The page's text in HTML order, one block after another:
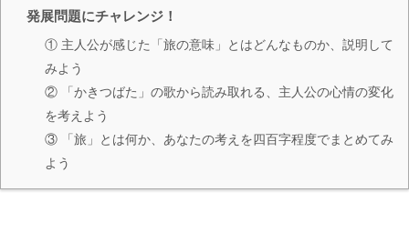
発展問題にチャレンジ！
① 主人公が感じた「旅の意味」とはどんなものか、説明して
みよう
② 「かきつばた」の歌から読み取れる、主人公の心情の変化
を考えよう
③ 「旅」とは何か、あなたの考えを四百字程度でまとめてみ
よう